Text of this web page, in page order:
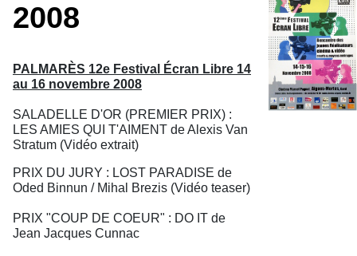
2008
PALMARÈS 12e Festival Écran Libre 14
au 16 novembre 2008
SALADELLE D'OR (PREMIER PRIX) :
LES AMIES QUI T'AIMENT de Alexis Van
Stratum (Vidéo extrait)
PRIX DU JURY : LOST PARADISE de
Oded Binnun / Mihal Brezis (Vidéo teaser)
PRIX "COUP DE COEUR" : DO IT de
Jean Jacques Cunnac